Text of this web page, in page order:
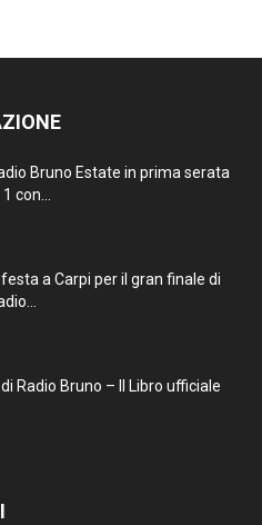
Bruno Estate in prima serata
con...
a Carpi per il gran finale di
Radio Bruno – Il Libro ufficiale